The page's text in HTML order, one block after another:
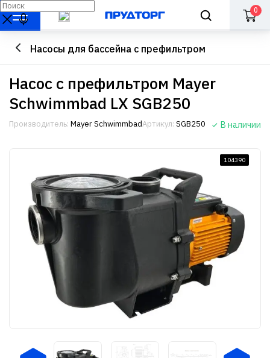
0
Насосы для бассейна с префильтром
Насос с префильтром Mayer
Schwimmbad LX SGB250
Производитель: Mayer SchwimmbadАртикул: SGB250 В наличии
104390